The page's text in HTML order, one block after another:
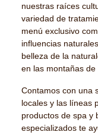
nuestras raíces
variedad de
menú exclusivo
influencias
belleza de la
en las montañas de
Contamos con una
locales y las líneas
productos de spa y
especializados te